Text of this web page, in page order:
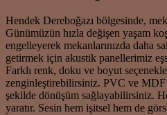
Hendek Dereboğazı bölgesinde,
Günümüzün hızla değişen yaşam
engelleyerek mekanlarınızda daha
getirmek için akustik panellerimiz
Farklı renk, doku ve boyut
zenginleştirebilirsiniz. PVC ve MDF
şekilde dönüşüm sağlayabilirsiniz.
yaratır. Sesin hem işitsel hem de